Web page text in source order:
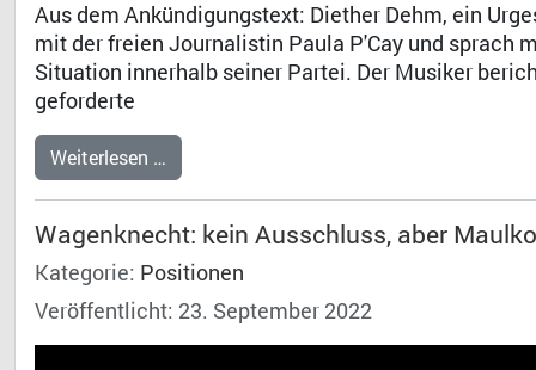
Aus dem Ankündigungstext: Diether Dehm, ein
mit der freien Journalistin Paula P'Cay und sprach
Situation innerhalb seiner Partei. Der Musiker
geforderte
Weiterlesen …
Wagenknecht: kein Ausschluss, aber
Kategorie: Positionen
Veröffentlicht: 23. September 2022